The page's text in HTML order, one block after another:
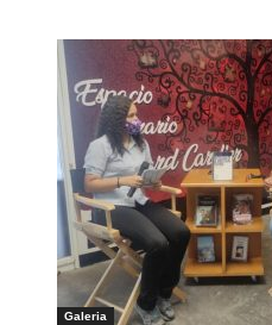
Galeria